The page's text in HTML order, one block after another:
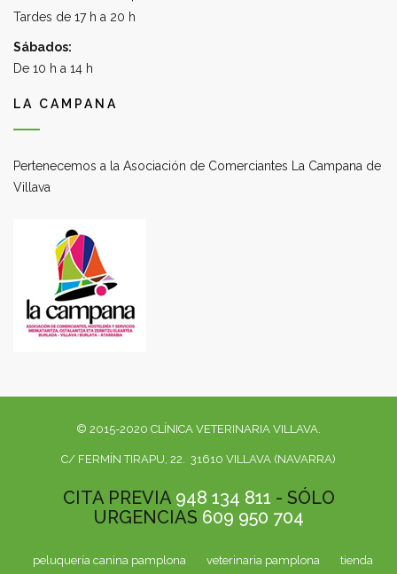
Tardes de 17 h a 20 h
Sábados:
De 10 h a 14 h
LA CAMPANA
Pertenecemos a la Asociación de Comerciantes La Campana de
Villava
© 2015-2020 CLÍNICA VETERINARIA VILLAVA.
C/ FERMÍN TIRAPU, 22. 31610 VILLAVA (NAVARRA)
CITA PREVIA 948 134 811 - SÓLO
URGENCIAS 609 950 704
peluquería canina pamplona veterinaria pamplona
tienda